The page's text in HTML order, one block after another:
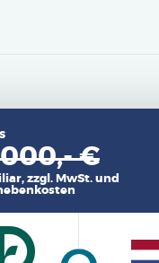
€
zzgl. MwSt. und